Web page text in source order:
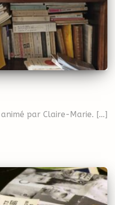
par Claire-Marie. […]